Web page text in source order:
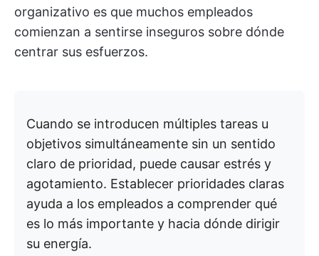
organizativo es que muchos empleados
comienzan a sentirse inseguros sobre dónde
centrar sus esfuerzos.
Cuando se introducen múltiples tareas u
objetivos simultáneamente sin un sentido
claro de prioridad, puede causar estrés y
agotamiento. Establecer prioridades claras
ayuda a los empleados a comprender qué
es lo más importante y hacia dónde dirigir
su energía.